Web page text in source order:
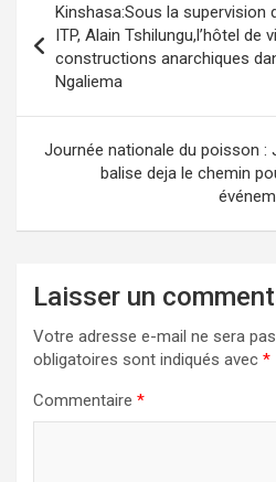
de
l’article
Kinshasa:Sous la supervision
ITP, Alain Tshilungu,l’hôtel de
constructions anarchiques
Ngaliema
Journée nationale du poisson :
balise deja le chemin
Laisser un
Votre adresse e-mail ne sera
obligatoires sont indiqués avec *
Commentaire *